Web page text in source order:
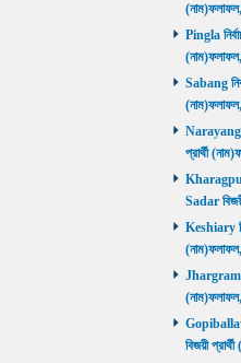
Pingla
Sabang
প্রার্থী
Kharagpur
Sadar
Keshiary
Jhargram
বিজয়ী